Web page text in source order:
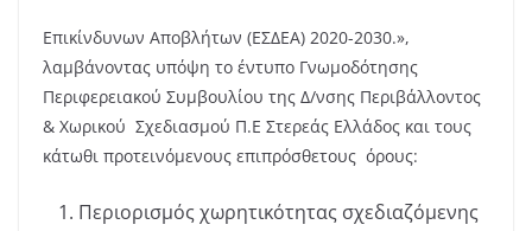
Επικίνδυνων Αποβλήτων (ΕΣΔΕΑ) 2020-2030.»,
λαμβάνοντας υπόψη το έντυπο Γνωμοδότησης
Περιφερειακού Συμβουλίου της Δ/νσης Περιβάλλοντος
& Χωρικού Σχεδιασμού Π.Ε Στερεάς Ελλάδος και τους
κάτωθι προτεινόμενους επιπρόσθετους όρους:
Περιορισμός χωρητικότητας σχεδιαζόμενης